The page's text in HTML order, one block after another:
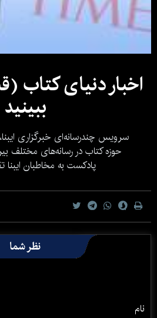
اخبار دنیای
ببینید
سرویس چندرسانه‌ای خبرگزاری
حوزه کتاب در رسانه‌های مختلف
پادکست به مخاطبان ایبنا
نظر شما
نام